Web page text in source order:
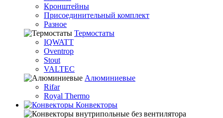
Кронштейны
Присоединительный комплект
Разное
Термостаты
IQWATT
Oventrop
Stout
VALTEC
Алюминиевые
Rifar
Royal Thermo
Конвекторы